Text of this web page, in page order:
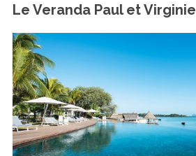
Le Veranda Paul et Virginie